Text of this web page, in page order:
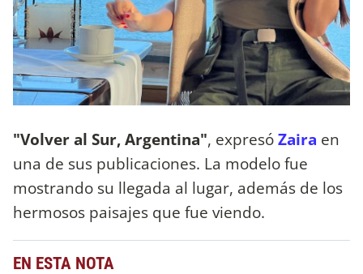
"Volver al Sur, Argentina", expresóZaira en
una de sus publicaciones. La modelo fue
mostrando su llegada al lugar, además de los
hermosos paisajes que fue viendo.
EN ESTA NOTA